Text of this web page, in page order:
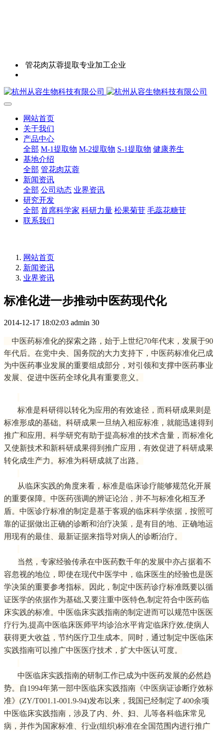
管花肉苁蓉提取专业加工企业
网站首页
关于我们
产品中心
全部 M-1提取物 M-2提取物 S-1提取物 健康养生
基地介绍
全部 管花肉苁蓉
新闻资讯
全部 公司动态 业界资讯
研究开发
全部 首席科学家 科研力量 松果菊苷 毛蕊花糖苷
联系我们
网站首页
新闻资讯
业界资讯
标准化进一步推动中医药现代化
2014-12-17 18:02:03 admin 30
中医药标准化的探索之路，始于上世纪70年代末，发展于90
年代后。在党中央、国务院的大力支持下，中医药标准化已成
为中医药事业发展的重要组成部分，对引领和支撑中医药事业
发展、促进中医药全球化具有重要意义。
标准是科研得以转化为应用的有效途径，而科研成果则是
标准形成的基础。科研成果一旦纳入相应标准，就能迅速得到
推广和应用。科学研究有助于提高标准的技术含量，而标准化
又使新技术和新科研成果得到推广应用，有效促进了科研成果
转化成生产力。标准为科研成就了出路。
从临床实践的角度来看，标准是临床诊疗能够规范化开展
的重要保障。中医药强调的辨证论治，并不与标准化相互矛
盾。中医诊疗标准的制定是基于客观的临床科学依据，按照可
靠的证据做出正确的诊断和治疗决策，是有目的地、正确地运
用现有的最佳、最新证据来指导对病人的诊断治疗。
当然，专家经验传承在中医药数千年的发展中亦占据着不
容忽视的地位，即使在现代中医学中，临床医生的经验也是医
学决策的重要参考指标。因此，制定中医药诊疗标准既要以循
证医学的依据作为基础,又要注重中医特色,制定符合中医药临
床实践的标准。中医临床实践指南的制定进而可以规范中医医
疗行为,提高中医临床医师平均诊治水平肯定临床疗效,使病人
获得更大收益，节约医疗卫生成本。同时，通过制定中医临床
实践指南可以推广中医医疗技术，扩大中医认可度。
中医临床实践指南的研制工作已成为中医药发展的必然趋
势。自1994年第一部中医临床实践指南《中医病证诊断疗效标
准》(ZY/T001.1-001.9-94)发布以来，我国已经制定了400余项
中医临床实践指南，涉及了内、外、妇、儿等各科临床常见
病，并作为国家标准、行业(组织)标准在全国范围内进行推广